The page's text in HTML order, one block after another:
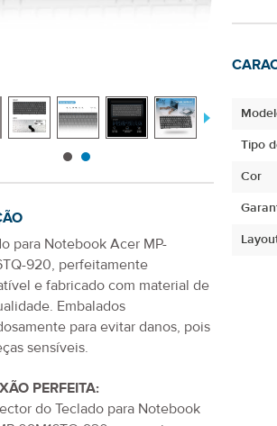
para Notebook Acer MP-
920, perfeitamente
e fabricado com material de
Embalados
para evitar danos, pois
sensíveis.
PERFEITA:
doTeclado para Notebook
Tipo
Cor